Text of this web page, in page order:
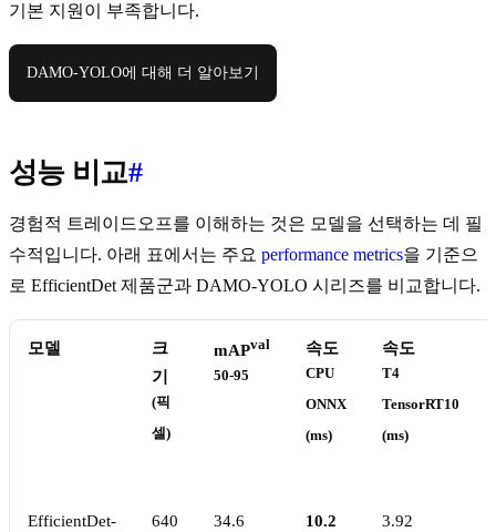
기본 지원이 부족합니다.
DAMO-YOLO에 대해 더 알아보기
성능 비교#
경험적 트레이드오프를 이해하는 것은 모델을 선택하는 데 필
수적입니다. 아래 표에서는 주요 performance metrics을 기준으
로 EfficientDet 제품군과 DAMO-YOLO 시리즈를 비교합니다.
모델
크
기
(픽
셀)
mAPval
50-95
속도
CPU
ONNX
(ms)
속도
T4
TensorRT10
(ms)
EfficientDet-
640 34.6 10.2 3.92